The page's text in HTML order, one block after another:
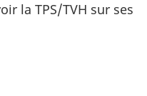
la TPS/TVH sur ses